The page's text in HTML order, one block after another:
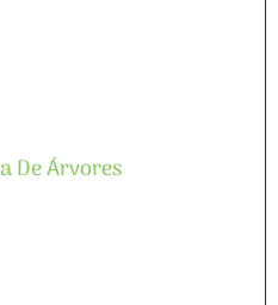
De Árvores